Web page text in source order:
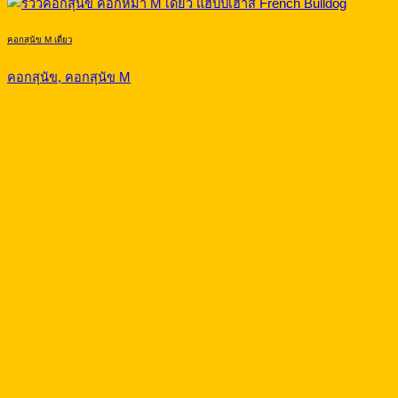
คอกสุนัข M เดี่ยว
คอกสุนัข, คอกสุนัข M